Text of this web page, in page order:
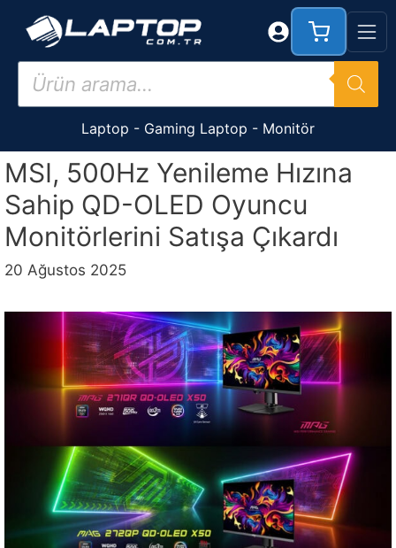
Products
search
Laptop - Gaming Laptop - Monitör
MSI, 500Hz Yenileme Hızına
Sahip QD-OLED Oyuncu
Monitörlerini Satışa Çıkardı
20 Ağustos 2025